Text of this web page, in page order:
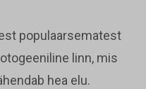
populaarsematest
linn, mis
hea elu.